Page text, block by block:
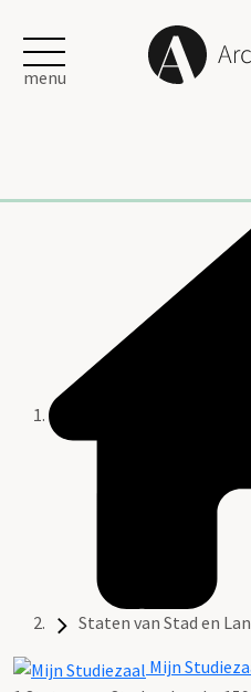
menu
Staten van Stad en
Mijn